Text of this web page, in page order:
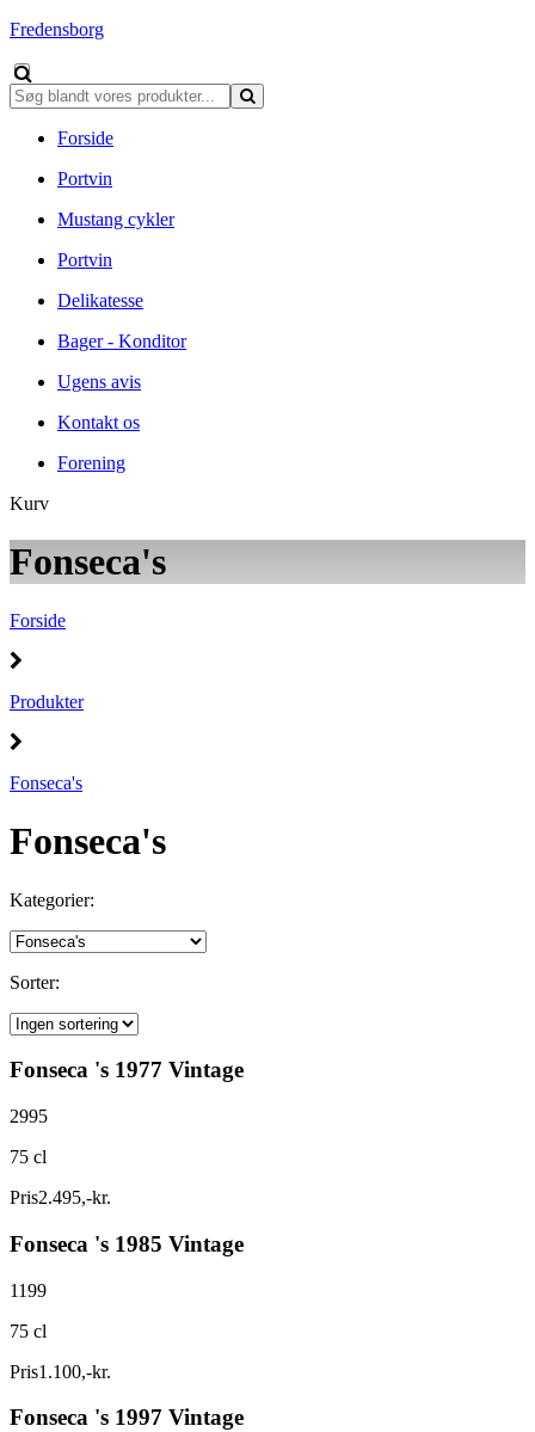
Fredensborg
Forside
Portvin
Mustang cykler
Portvin
Delikatesse
Bager - Konditor
Ugens avis
Kontakt os
Forening
Kurv
Fonseca's
Forside
Produkter
Fonseca's
Fonseca's
Kategorier:
Sorter:
Fonseca 's 1977 Vintage
2995
75 cl
Pris2.495,-kr.
Fonseca 's 1985 Vintage
1199
75 cl
Pris1.100,-kr.
Fonseca 's 1997 Vintage